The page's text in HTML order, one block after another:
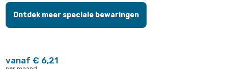
Ontdek meer speciale bewaringen
vanaf € 6,21